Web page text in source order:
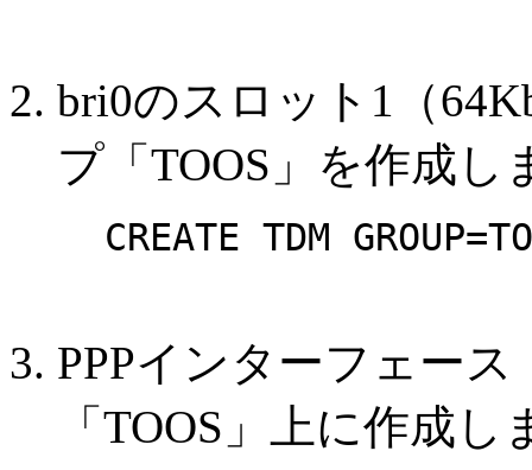
bri0のスロット1（
プ「TOOS」を作成し
CREATE TDM
PPPインターフェー
「TOOS」上に作成し